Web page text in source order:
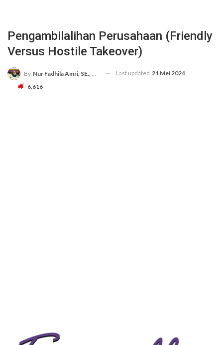
Pengambilalihan Perusahaan (Friendly
Versus Hostile Takeover)
By Nur Fadhila Amri, SE., Ak., M.Si Last updated 21 Mei 2024
6,616